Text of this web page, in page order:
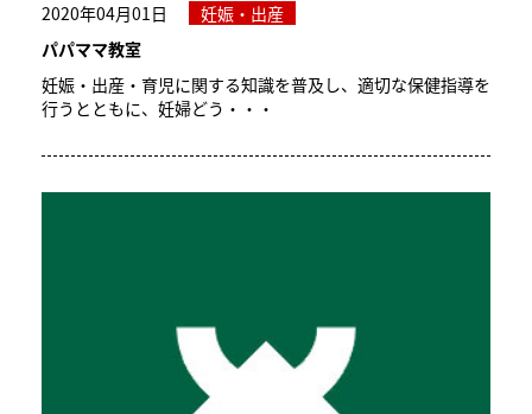
2020年04月01日
妊娠・出産
パパママ教室
妊娠・出産・育児に関する知識を普及し、適切な保健指導を
行うとともに、妊婦どう・・・